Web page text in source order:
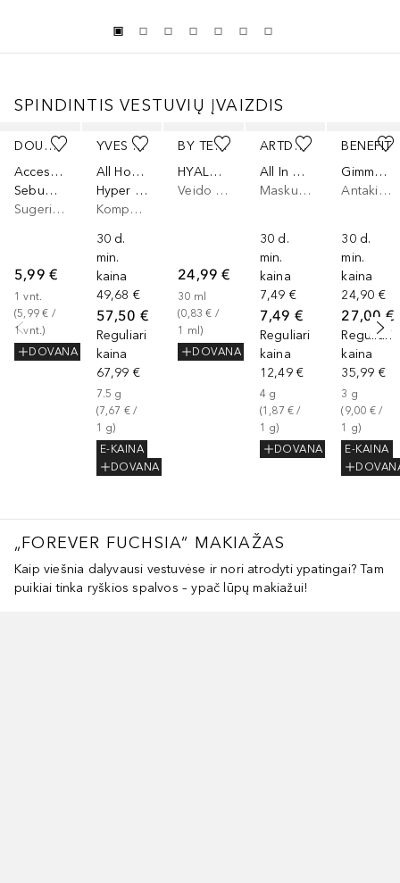
SPINDINTIS VESTUVIŲ ĮVAIZDIS
DOUGLAS COLLECTION
Accessoires
Sebum Blotting Paper
Sugeriamasis veido popierius
5,99 €
1 vnt.
(5,99 € /
1 vnt.)
DOVANA
YVES SAINT LAURENT
All Hours
Hyper Finish
Kompaktinė pudra
30 d.
min.
kaina
49,68 €
57,50 €
Reguliari
kaina
67,99 €
7.5 g
(7,67 € /
1 g)
E-KAINA
DOVANA
BY TERRY
HYALURONIC MIST
Veido dulksna
24,99 €
30 ml
(0,83 € /
1
ml )
DOVANA
ARTDECO
All In One Cover Stick
Maskuojamoji priemonė
30 d.
min.
kaina
7,49 €
7,49 €
Reguliari
kaina
12,49 €
4 g
(1,87 € /
1 g)
DOVANA
BENEFIT
Gimme Brow+
Antakių želė, Antakių šešėliai/dažai
30 d.
min.
kaina
24,90 €
27,00 €
Reguliari
kaina
35,99 €
3 g
(9,00 € /
1
g)
E-KAINA
„FOREVER FUCHSIA“ MAKIAŽAS
Kaip viešnia dalyvausi vestuvėse ir nori atrodyti ypatingai? Tam
puikiai tinka ryškios spalvos – ypač lūpų makiažui!